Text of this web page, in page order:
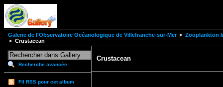
Galerie de l'Observatoire Océanologique de Villefranche-sur-Mer
Zooplankton
Crustacean
Recherche avancée
Fil RSS pour cet album
Crustacean